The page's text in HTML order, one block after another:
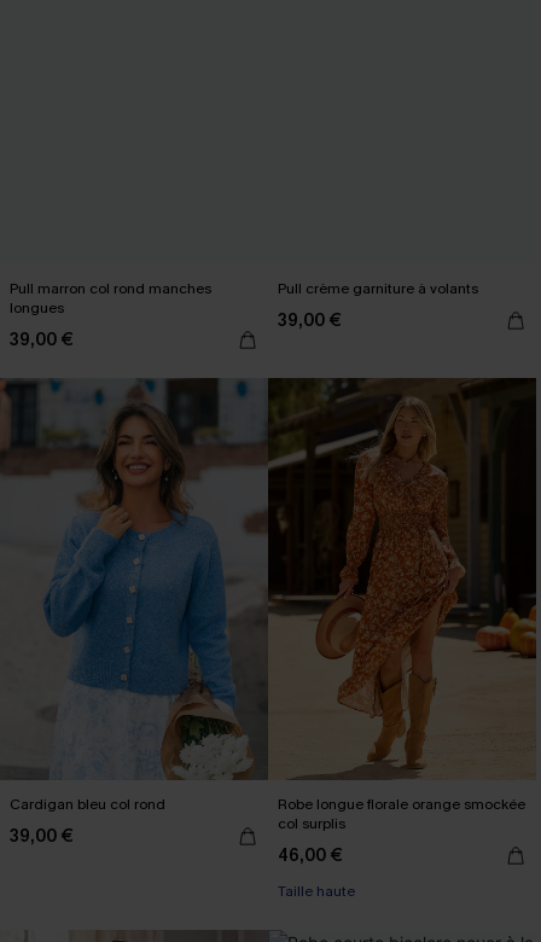
Pull marron col rond manches
longues
39,00 €
Pull crème garniture à volants
39,00 €
Cardigan bleu col rond
39,00 €
Robe longue florale orange smockée
col surplis
46,00 €
Taille haute